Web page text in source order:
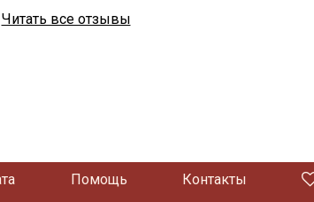
Читать все отзывы
Помощь Контакты